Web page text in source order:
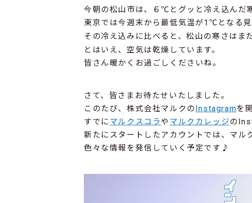
今朝の松山市は、６℃とグッと冷え込んだ
東京では今週末から最低気温が1℃となる
その冷え込みに比べると、松山の寒さはま
とはいえ、空気は乾燥しています。
皆さん暖かくお過ごしくださいね。
さて、皆さまお待たせいたしました。
このたび、株式会社マルクの Instagramを
すでに マルクスコラや マルクカレッジの
新たにスタートしたアカウントでは、マル
色々な情報を発信していく予定です♪